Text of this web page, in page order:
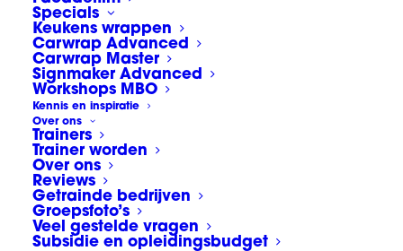
Specials
Keukens wrappen
Carwrap Advanced
Carwrap Master
Signmaker Advanced
Workshops MBO
Kennis en inspiratie
Over ons
Trainers
Trainer worden
Over ons
Reviews
Getrainde bedrijven
Groepsfoto’s
Veel gestelde vragen
Subsidie en opleidingsbudget
magazine, kan naar eigen zeggen “nog
geen spijker in een muur slaan”.
Hij was benieuwd of hij zichzelf met “twee
linkerhanden” door de Appcademy
Carwraptraining heen kon plakken… Nou
deze uitdaging gaan we als Appcademy
uiteraard graag aan!
(en.. spoiler, het viel reuze mee met die